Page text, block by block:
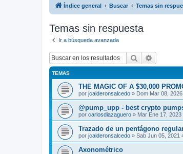
Índice general Buscar Temas sin
Temas sin respuesta
Ir a búsqueda avanzada
Buscar
TEMAS
THE MAGIC OF A $30,000
por jcalderonsalcedo » Dom Mar 08,
@pump_upp - best crypto
por carlosdiazaguero » Mar Ene 17, 2023
Trazado de un pentágono
por jcalderonsalcedo » Sab Jun 05, 2021
Axonométrico